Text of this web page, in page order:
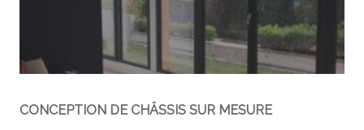
CONCEPTION DE CHÂSSIS SUR MESURE